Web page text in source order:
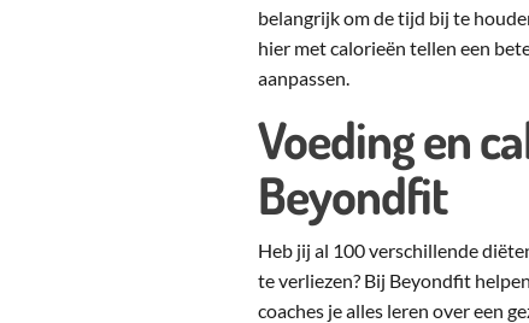
belangrijk om de tijd bij te
hier met calorieën tellen een
aanpassen.
Voeding en
Beyondfit
Heb jij al 100 verschillende
te verliezen? Bij Beyondfit
coaches je alles leren over een